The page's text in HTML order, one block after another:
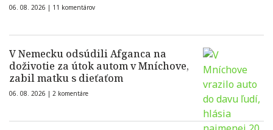
06. 08. 2026 | 11 komentárov
V Nemecku odsúdili Afganca na
doživotie za útok autom v Mníchove,
zabil matku s dieťaťom
06. 08. 2026 | 2 komentáre